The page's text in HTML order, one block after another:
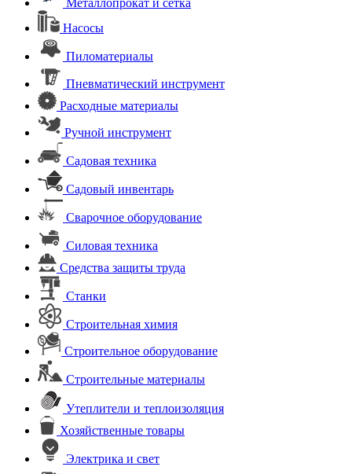
Металлопрокат и сетка
Насосы
Пиломатериалы
Пневматический инструмент
Расходные материалы
Ручной инструмент
Садовая техника
Садовый инвентарь
Сварочное оборудование
Силовая техника
Средства защиты труда
Станки
Строительная химия
Строительное оборудование
Строительные материалы
Утеплители и теплоизоляция
Хозяйственные товары
Электрика и свет